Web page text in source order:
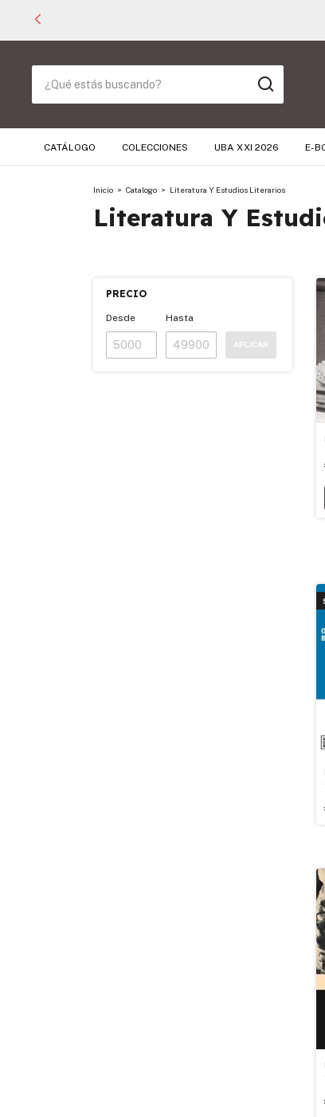
CATÁLOGO COLECCIONES UBA XXI 2026 E-
Inicio > Catalogo > Literatura Y Estudios Literarios
Literatura Y
PRECIO
Desde Hasta
APLICAR